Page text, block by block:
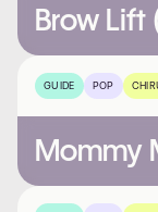
Brow Lift
GUIDE POP
Mommy